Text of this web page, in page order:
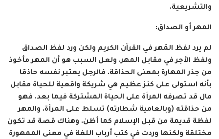
والتشريعية.
المهر أو الصداق:
لم يرد لفظ المَهر في القرآن الكريم ولكن ورد لفظ الصداق
ولفظ الأجر في مقابل المهر. ولعل السبب هو أن المهر مأخوذ
من جذر المهارة بمعنى الحذاقة. فالرجل يعتبر نفسه حاذقا
بأنه استولى على كنز عظيم هي شريكة واقعية للحياة مقابل
مال قد تصرفه المرأة على الحياة المشتركة فيما بعد. فهو
من حذاقته (وبالعامية شطارته) تسلط على المرأة. والمهر
لفظة قديمة من قبل الإسلام كما أظن. وهناك قصة قد تكون
مختلقة ولكنها وردت في كتب أرباب اللغة في معنى الممهورة